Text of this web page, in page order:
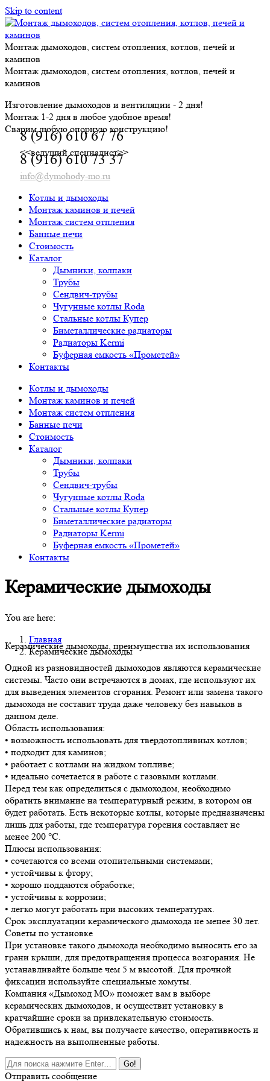
Skip to content
Монтаж дымоходов, систем отопления, котлов, печей и
каминов
Монтаж дымоходов, систем отопления, котлов, печей и
каминов
Изготовление дымоходов и вентиляции - 2 дня!
Монтаж 1-2 дня в любое удобное время!
Сварим любую опорную конструкцию!
8 (916) 610 67 76
<<ведущий специалист>>
8 (916) 610 73 37
info@dymohody-mo.ru
Котлы и дымоходы
Монтаж каминов и печей
Монтаж систем отпления
Банные печи
Стоимость
Каталог
Дымники, колпаки
Трубы
Сендвич-трубы
Чугунные котлы Roda
Стальные котлы Купер
Биметаллические радиаторы
Радиаторы Kermi
Буферная емкость «Прометей»
Контакты
Котлы и дымоходы
Монтаж каминов и печей
Монтаж систем отпления
Банные печи
Стоимость
Каталог
Дымники, колпаки
Трубы
Сендвич-трубы
Чугунные котлы Roda
Стальные котлы Купер
Биметаллические радиаторы
Радиаторы Kermi
Буферная емкость «Прометей»
Контакты
Керамические дымоходы
You are here:
Главная
Керамические дымоходы
Керамические дымоходы, преимущества их использования
Одной из разновидностей дымоходов являются керамические
системы. Часто они встречаются в домах, где используют их
для выведения элементов сгорания. Ремонт или замена такого
дымохода не составит труда даже человеку без навыков в
данном деле.
Область использования:
• возможность использовать для твердотопливных котлов;
• подходит для каминов;
• работает с котлами на жидком топливе;
• идеально сочетается в работе с газовыми котлами.
Перед тем как определиться с дымоходом, необходимо
обратить внимание на температурный режим, в котором он
будет работать. Есть некоторые котлы, которые предназначены
лишь для работы, где температура горения составляет не
менее 200 °С.
Плюсы использования:
• сочетаются со всеми отопительными системами;
• устойчивы к фтору;
• хорошо поддаются обработке;
• устойчивы к коррозии;
• легко могут работать при высоких температурах.
Срок эксплуатации керамического дымохода не менее 30 лет.
Советы по установке
При установке такого дымохода необходимо выносить его за
грани крыши, для предотвращения процесса возгорания. Не
устанавливайте больше чем 5 м высотой. Для прочной
фиксации используйте специальные хомуты.
Компания «Дымоход МО» поможет вам в выборе
керамических дымоходов, и осуществит установку в
кратчайшие сроки за привлекательную стоимость.
Обратившись к нам, вы получаете качество, оперативность и
надежность на выполненные работы.
Отправить сообщение